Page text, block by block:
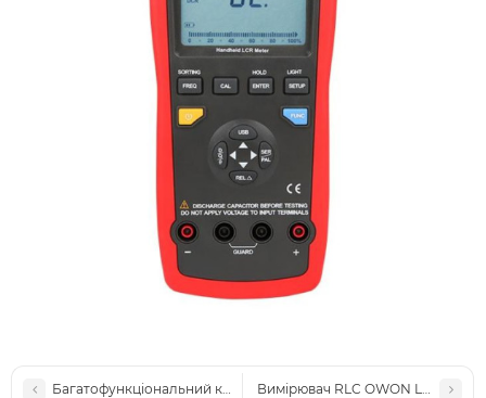
Багатофункціональний калібратор Fluke 725 (5131140)
Вимірювач RLC OWON LCR2020